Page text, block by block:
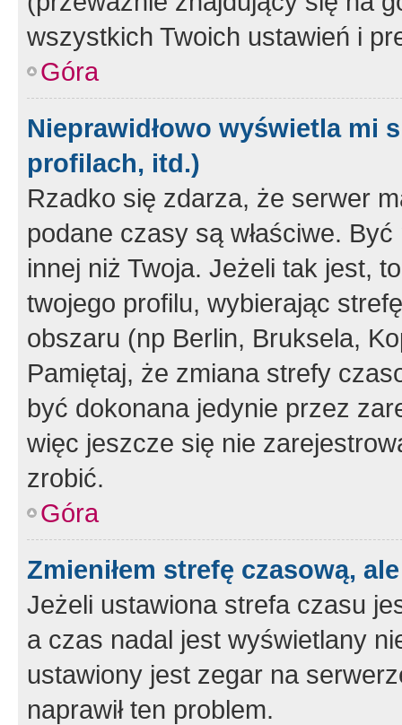
wszystkich Twoich ustawień i
Góra
Nieprawidłowo wyświetla mi
profilach, itd.)
Rzadko się zdarza, że serwer
podane czasy są właściwe.
innej niż Twoja. Jeżeli tak jest,
twojego profilu, wybierając
obszaru (np Berlin, Bruksela,
Pamiętaj, że zmiana strefy
być dokonana jedynie przez
więc jeszcze się nie
zrobić.
Góra
Zmieniłem strefę czasową,
Jeżeli ustawiona strefa czasu
a czas nadal jest wyświetlany
ustawiony jest zegar na
naprawił ten problem.